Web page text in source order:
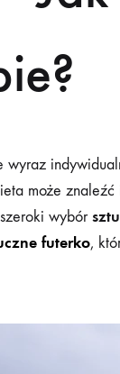
może znaleźć
wybór
futerko,